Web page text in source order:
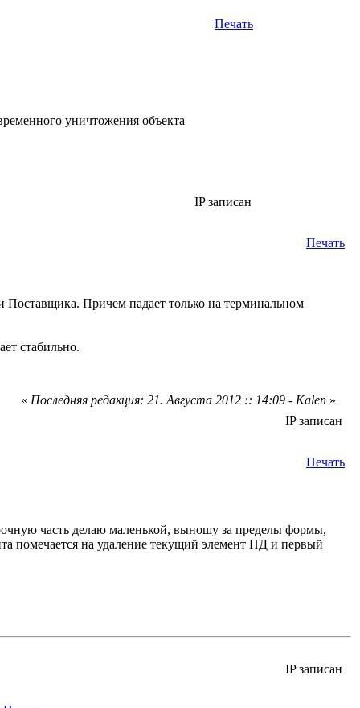
Печать
уничтожения объекта
IP записан
Печать
Поставщика. Причем падает только на терминальном
стабильно.
« Последняя редакция: 21. Августа 2012 :: 14:09 - Kalen»
IP записан
Печать
часть делаю маленькой, выношу за пределы формы,
помечается на удаление текущий элемент ПД и первый
IP записан